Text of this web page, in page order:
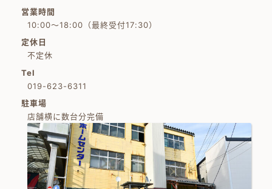
営業時間
10:00～18:00（最終受付17:30）
定休日
不定休
Tel
019-623-6311
駐車場
店舗横に数台分完備